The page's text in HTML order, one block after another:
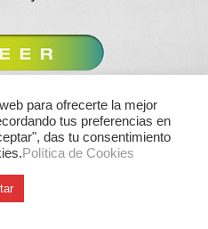
para ofrecerte la mejor
tus preferencias en
das tu consentimiento
Política de Cookies